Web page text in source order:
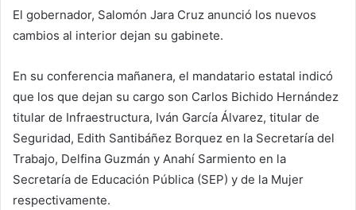
El gobernador, Salomón Jara Cruz anunció los nuevos
cambios al interior dejan su gabinete.
En su conferencia mañanera, el mandatario estatal indicó
que los que dejan su cargo son Carlos Bichido Hernández
titular de Infraestructura, Iván García Álvarez, titular de
Seguridad, Edith Santibáñez Borquez en la Secretaría del
Trabajo, Delfina Guzmán y Anahí Sarmiento en la
Secretaría de Educación Pública (SEP) y de la Mujer
respectivamente.